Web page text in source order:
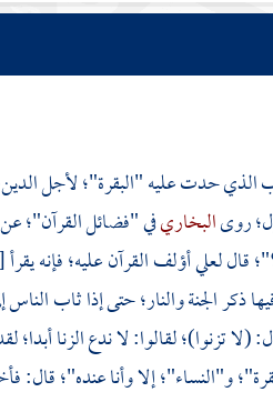
حدت عليه "البقرة"؛ لأجل الدين؛
روىالبخاريفي "فضائل القرآن"؛ عن
لعلي أؤلف القرآن عليه؛ فإنه يقرأ
ذكر الجنة والنار؛ حتى إذا ثاب الناس
تزنوا)؛ لقالوا: لا ندع الزنا أبدا؛
و"النساء"؛ إلا وأنا عنده"؛